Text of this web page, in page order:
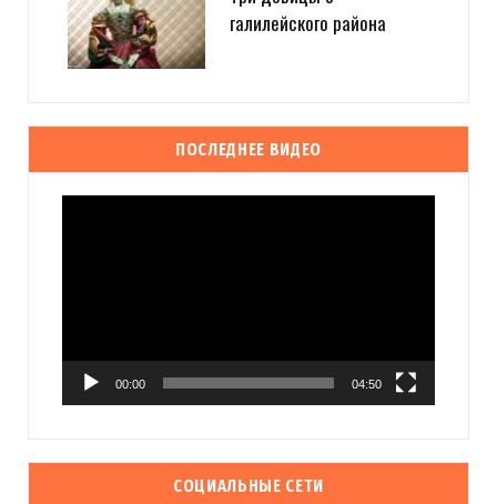
галилейского района
ПОСЛЕДНЕЕ ВИДЕО
00:00 04:50
СОЦИАЛЬНЫЕ СЕТИ